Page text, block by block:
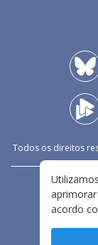
Todos os direitos
acordo